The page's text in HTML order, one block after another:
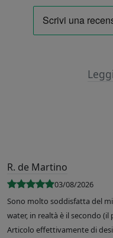
R. de Martino
03/08/2026
Sono molto soddisfatta del
water, in realtà è il secondo
Articolo effettivamente di